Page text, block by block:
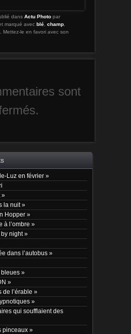
dans Actu Photopar
et marqué avec blé, champ,
. Mettez-le en favori avec son
sont
Luz en février »
»
la nuit »
Hopper »
à l’ombre »
night »
dans l’autobus »
bleues »
»
de l’érable »
»
qui soufflaient des
pinceaux »